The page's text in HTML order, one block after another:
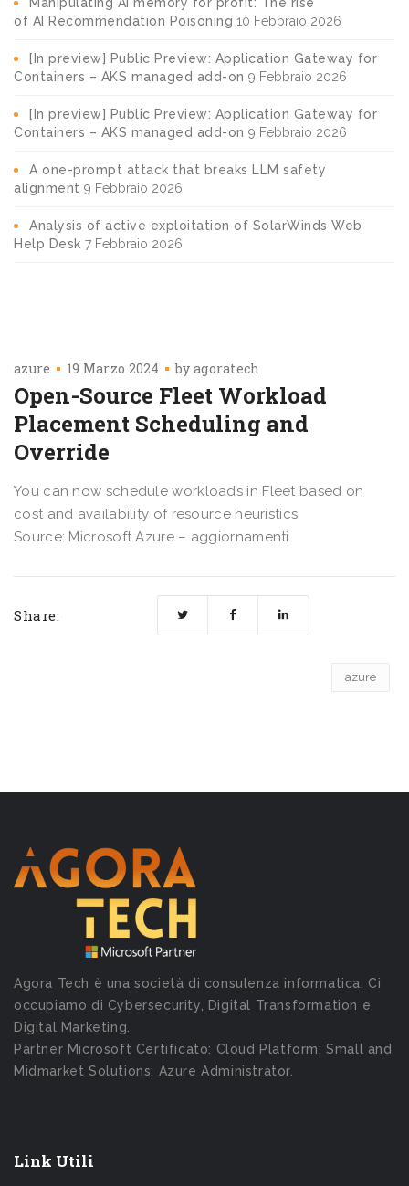
of AI Recommendation Poisoning 10 Febbraio 2026
[In preview] Public Preview: Application Gateway for
Containers – AKS managed add-on 9 Febbraio 2026
[In preview] Public Preview: Application Gateway for
Containers – AKS managed add-on 9 Febbraio 2026
A one-prompt attack that breaks LLM safety
alignment 9 Febbraio 2026
Analysis of active exploitation of SolarWinds Web
Help Desk 7 Febbraio 2026
azure 19 Marzo 2024 by agoratech
Open-Source Fleet Workload
Placement Scheduling and
Override
You can now schedule workloads in Fleet based on
cost and availability of resource heuristics.
Source: Microsoft Azure – aggiornamenti
Share:
azure
Agora Tech è una società di consulenza informatica. Ci
occupiamo di Cybersecurity, Digital Transformation e
Digital Marketing.
Partner Microsoft Certificato: Cloud Platform; Small and
Midmarket Solutions; Azure Administrator.
Link Utili